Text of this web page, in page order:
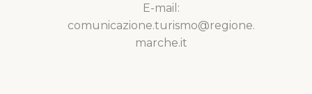
E-mail:
comunicazione.turismo@regione.
marche.it